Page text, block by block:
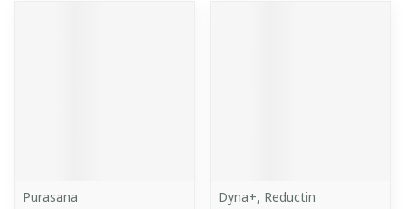
Purasana
Dyna+, Reductin